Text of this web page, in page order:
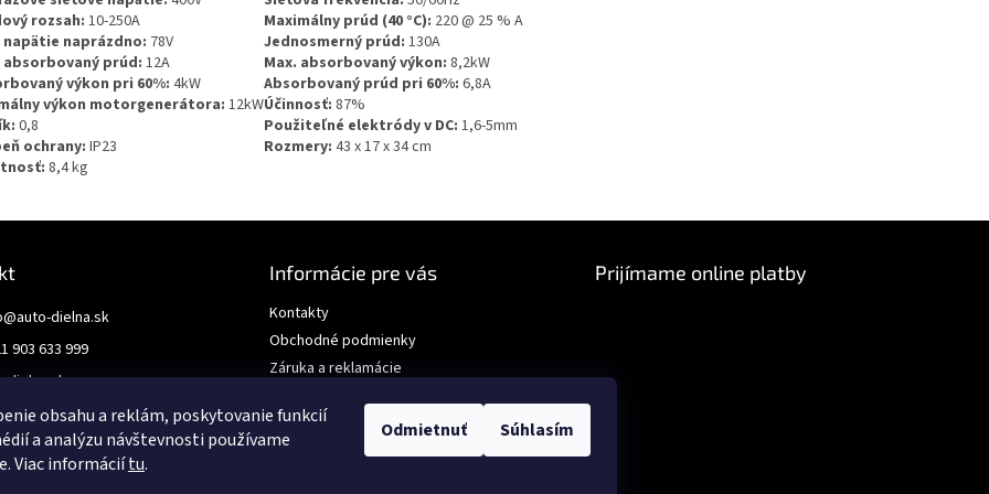
obsahu a reklám, poskytovanie funkcií
a analýzu návštevnosti používame
Viac informáciítu.
Odmietnuť Súhlasím
rozsah: 10-250A Maximálny prúd (40 °C): 220 @ 25 % A
napätie naprázdno: 78V Jednosmerný prúd: 130A
absorbovaný prúd: 12A Max. absorbovaný výkon: 8,2kW
výkon pri 60%:4kW Absorbovaný prúd pri 60%: 6,8A
výkon motorgenerátora:12kWÚčinnosť: 87%
0,8 Použiteľné elektródy v DC: 1,6-5mm
ochrany:IP23 Rozmery: 43 x 17 x 34 cm
8,4 kg
@auto-dielna.sk
903 633 999
Informácie pre vás
Kontakty
Obchodné podmienky
Záruka a reklamácie
Prijímame online platby